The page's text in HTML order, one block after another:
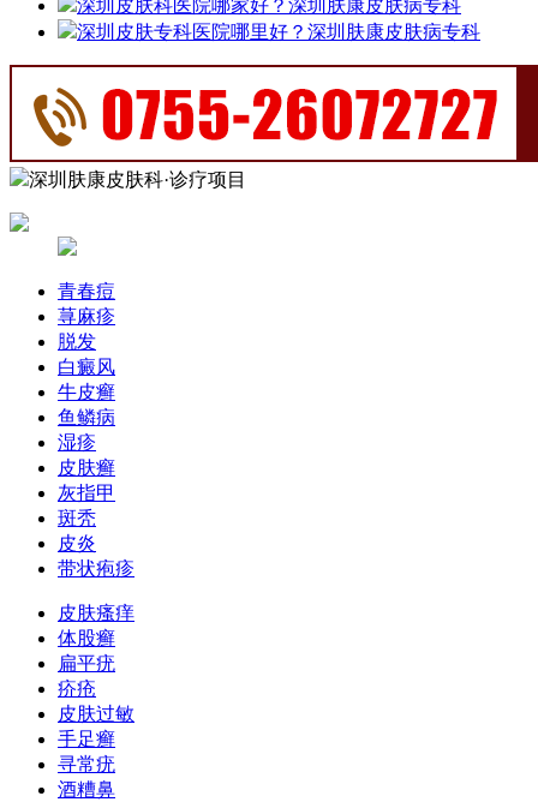
深圳皮肤科医院哪家好？深圳肤康皮肤病专科
深圳皮肤专科医院哪里好？深圳肤康皮肤病专科
深圳肤康皮肤科·诊疗项目
青春痘
荨麻疹
脱发
白癜风
牛皮癣
鱼鳞病
湿疹
皮肤癣
灰指甲
斑秃
皮炎
带状疱疹
皮肤瘙痒
体股癣
扁平疣
疥疮
皮肤过敏
手足癣
寻常疣
酒糟鼻